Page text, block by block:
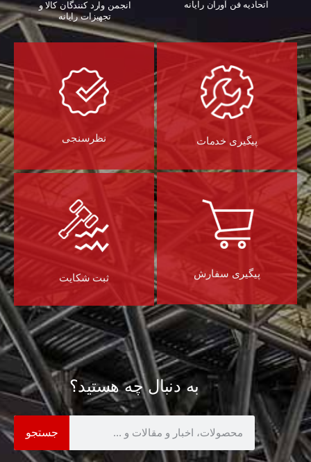
اتحادیه فن آوران رایانه
انجمن وارد کنندگان کالا و
تجهیزات رایانه‌
پیگیری خدمات نظرسنجی
پیگیری سفارش ثبت شکایت
به دنبال چه هستید؟
جستجو